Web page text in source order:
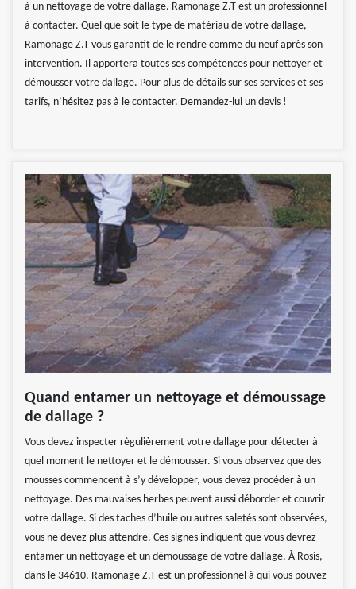
à un nettoyage de votre dallage. Ramonage Z.T est un professionnel
à contacter. Quel que soit le type de matériau de votre dallage,
Ramonage Z.T vous garantit de le rendre comme du neuf après son
intervention. Il apportera toutes ses compétences pour nettoyer et
démousser votre dallage. Pour plus de détails sur ses services et ses
tarifs, n’hésitez pas à le contacter. Demandez-lui un devis !
Quand entamer un nettoyage et démoussage
de dallage ?
Vous devez inspecter règulièrement votre dallage pour détecter à
quel moment le nettoyer et le démousser. Si vous observez que des
mousses commencent à s’y développer, vous devez procéder à un
nettoyage. Des mauvaises herbes peuvent aussi déborder et couvrir
votre dallage. Si des taches d’huile ou autres saletés sont observées,
vous ne devez plus attendre. Ces signes indiquent que vous devrez
entamer un nettoyage et un démoussage de votre dallage. À Rosis,
dans le 34610, Ramonage Z.T est un professionnel à qui vous pouvez